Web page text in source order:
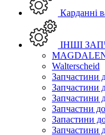
Карданні
ІНШІ
Walterscheid
Запчастини
Запчастини
Запчастини
Запчастни
Запастини
Запчастини